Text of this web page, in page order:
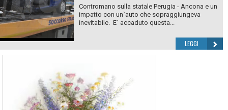
Contromano sulla statale Perugia - Ancona e un
impatto con un`auto che sopraggiungeva
inevitabile. E` accaduto questa...
LEGGI